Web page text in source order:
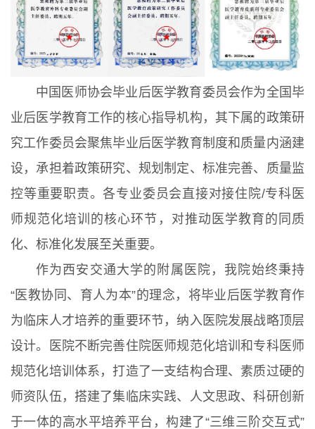
中国医师协会毕业后医学教育委员会作为全国毕
业后医学教育工作的核心指导机构，其下属的政策研
究工作委员会聚焦毕业后医学教育制度和质量内涵建
设，承担着政策研究、规划制定、标准完善、质量监
控等重要职责。各专业委员会直接对接住院/专科医
师规范化培训的核心环节，对推动医学教育的同质
化、标准化发展至关重要。
作为西安交通大学的附属医院，我院始终秉持
“医教协同、育人为本”的理念，将毕业后医学教育作
为临床人才培养的重要环节，纳入医院发展战略顶层
设计。医院不断完善住院医师规范化培训和专科医师
规范化培训体系，打造了一支结构合理、素质过硬的
师资队伍，搭建了集临床实践、人文思政、科研创新
于一体的高水平培养平台，构建了“三维三阶交互式”